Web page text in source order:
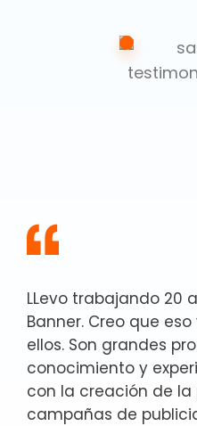
LLevo trabajando 20
Banner. Creo que
ellos. Son grandes
conocimiento y
con la creación de la
campañas de